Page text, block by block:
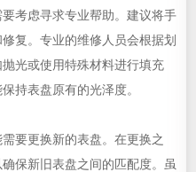
考虑寻求专业帮助。建议将手
复。专业的维修人员会根据划
光或使用特殊材料进行填充
持表盘原有的光泽度。
更换新的表盘。在更换之
保新旧表盘之间的匹配度。虽